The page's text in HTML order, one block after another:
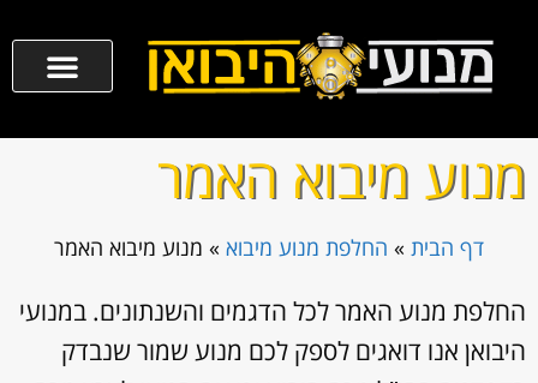
מנוע מיבוא האמר
דף הבית » החלפת מנוע מיבוא » מנוע מיבוא האמר
החלפת מנוע האמר לכל הדגמים והשנתונים. במנועי
היבואן אנו דואגים לספק לכם מנוע שמור שנבדק